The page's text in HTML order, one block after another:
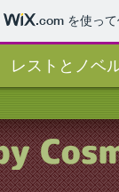
.comを使って
レストとノベ